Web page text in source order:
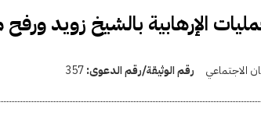
الإرهابية بالشيخ زويد
الاجتماعي رقم الوثيقة/رقم الدعوى:357